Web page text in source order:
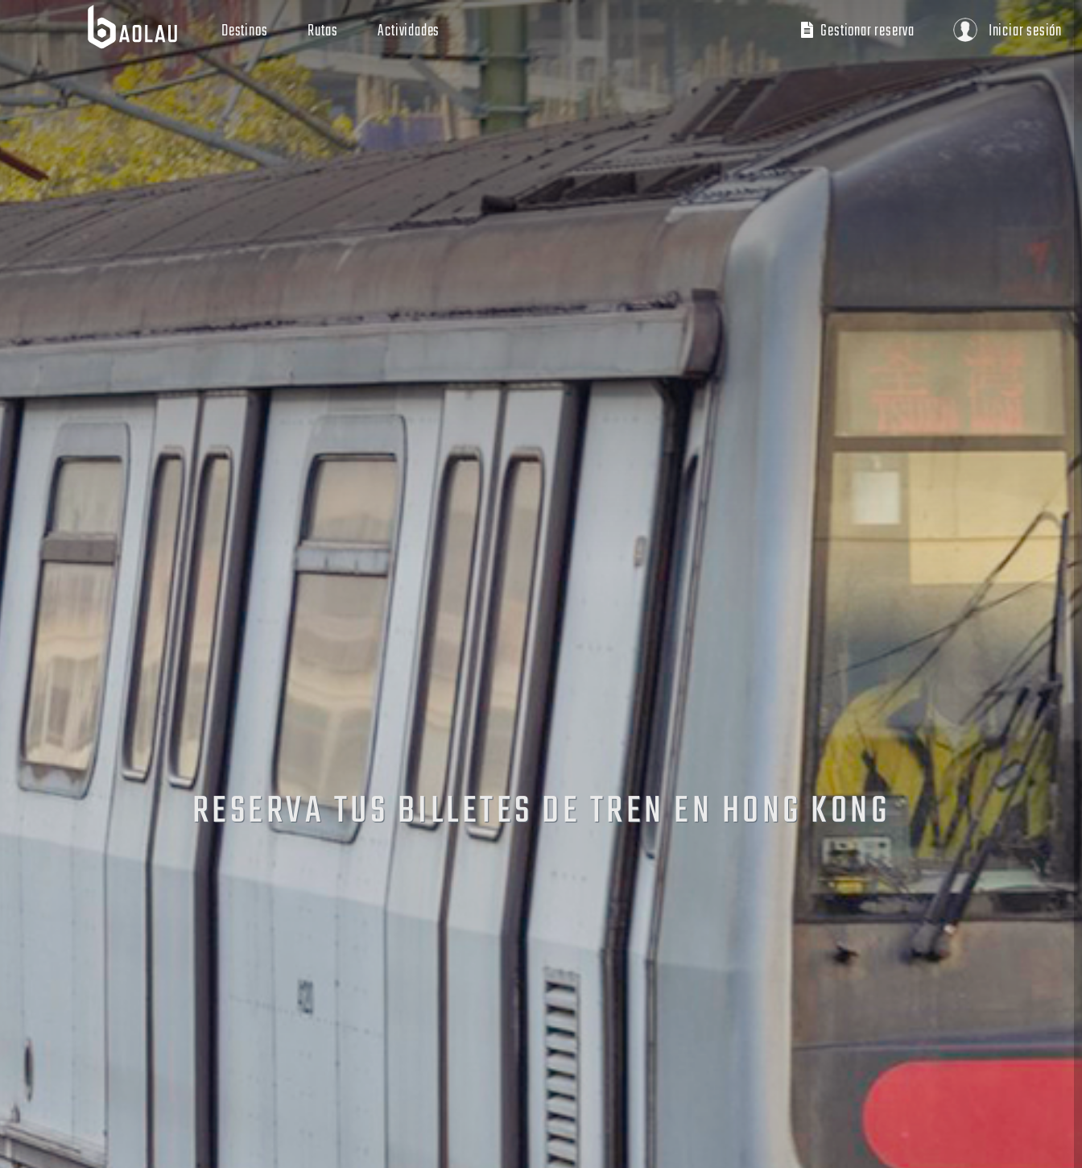
Destinos Rutas Actividades Iniciar sesión
Gestionar reserva
RESERVA TUS BILLETES DE TREN EN HONG KONG